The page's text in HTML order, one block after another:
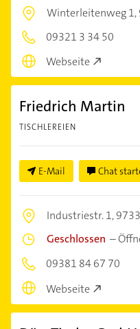
Winterleitenweg 1,
09321 3 34 50
Webseite
Friedrich Martin
TISCHLEREIEN
E-Mail Chat
Industriestr. 1,
Geschlossen –
09381 84 67 70
Webseite